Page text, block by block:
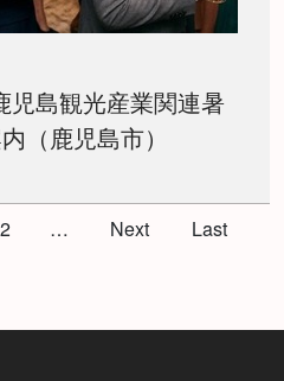
児島観光産業関連暑
（鹿児島市）
2 … Next
Last